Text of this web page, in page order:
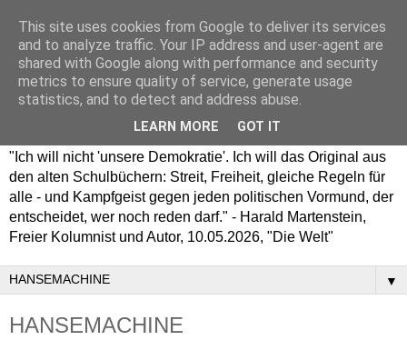
"Ich will nicht 'unsere Demokratie'. Ich will das Original aus
den alten Schulbüchern: Streit, Freiheit, gleiche Regeln für
alle - und Kampfgeist gegen jeden politischen Vormund, der
entscheidet, wer noch reden darf." - Harald Martenstein,
Freier Kolumnist und Autor, 10.05.2026, "Die Welt"
▼
HANSEMACHINE
This site uses cookies from Google to deliver its services
and to analyze traffic. Your IP address and user-agent are
shared with Google along with performance and security
metrics to ensure quality of service, generate usage
statistics, and to detect and address abuse.
LEARN MORE GOT IT